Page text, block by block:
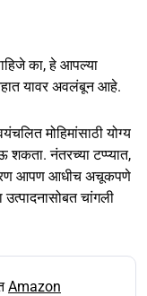
का, हे आपल्या
यावर अवलंबून आहे.
मोहिमांसाठी योग्य
नंतरच्या टप्प्यात,
आपण आधीच अचूकपणे
चांगली
Amazon